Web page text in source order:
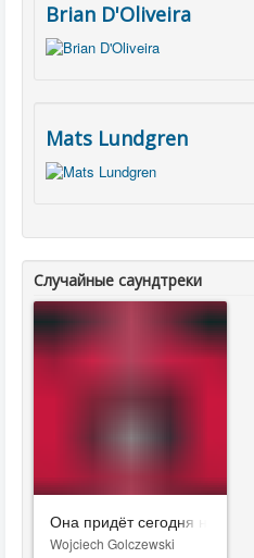
Brian D'Oliveira
Mats Lundgren
Случайные саундтреки
Она придёт сегодня ночью
Wojciech Golczewski